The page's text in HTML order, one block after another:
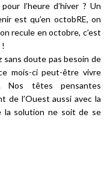
l’heure d’hiver ? Un
est qu’en octobRE, on
recule en octobre, c’est
sans doute pas besoin de
mois-ci peut-être vivre
Nos têtes pensantes
l’Ouest aussi avec la
la solution ne soit de se